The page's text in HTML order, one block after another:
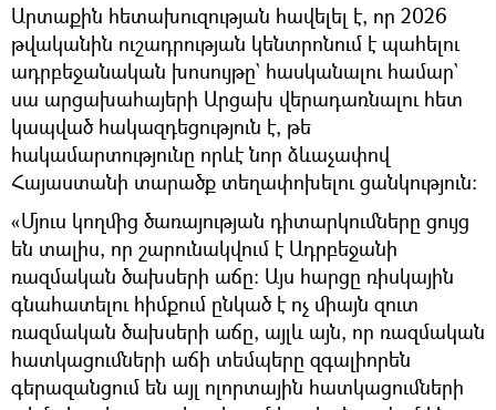
Արտաքին հետախուզության հավելել է, որ 2026
թվականին ուշադրության կենտրոնում է պահելու
ադրբեջանական խոսույթը` հասկանալու համար`
սա արցախահայերի Արցախ վերադառնալու հետ
կապված հակազդեցություն է, թե
հակամարտությունը որևէ նոր ձևաչափով
Հայաստանի տարածք տեղափոխելու ցանկություն։
«Մյուս կողմից ծառայության դիտարկումները ցույց
են տալիս, որ շարունակվում է Ադրբեջանի
ռազմական ծախսերի աճը։ Այս հարցը ռիսկային
գնահատելու հիմքում ընկած է ոչ միայն զուտ
ռազմական ծախսերի աճը, այլև այն, որ ռազմական
հատկացումների աճի տեմպերը զգալիորեն
գերազանցում են այլ ոլորտային հատկացումների